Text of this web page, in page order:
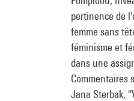
pertinence de
femme sans
féminisme et
dans une
Commentaires
Jana Sterbak,